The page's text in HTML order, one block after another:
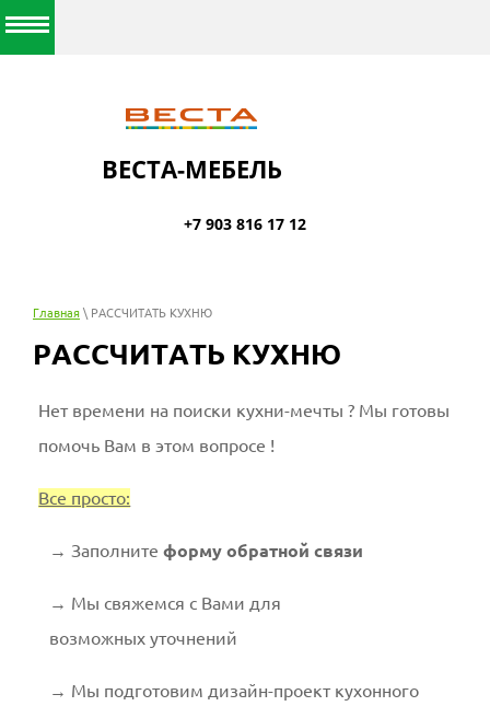
ВЕСТА-МЕБЕЛЬ
+7 903 816 17 12
Главная \ РАССЧИТАТЬ КУХНЮ
РАССЧИТАТЬ КУХНЮ
Нет времени на поиски кухни-мечты ? Мы готовы
помочь Вам в этом вопросе !
Все просто:
→ Заполнитеформу обратной связи
→ Мы свяжемся с Вами для
возможных уточнений
→ Мы подготовим дизайн-проект кухонного